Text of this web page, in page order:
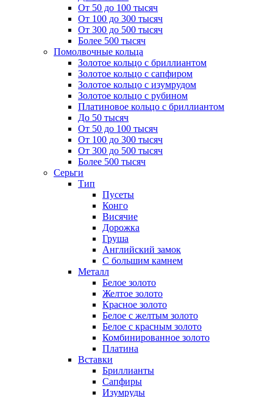
От 50 до 100 тысяч
От 100 до 300 тысяч
От 300 до 500 тысяч
Более 500 тысяч
Помолвочные кольца
Золотое кольцо с бриллиантом
Золотое кольцо с сапфиром
Золотое кольцо с изумрудом
Золотое кольцо с рубином
Платиновое кольцо с бриллиантом
До 50 тысяч
От 50 до 100 тысяч
От 100 до 300 тысяч
От 300 до 500 тысяч
Более 500 тысяч
Серьги
Тип
Пусеты
Конго
Висячие
Дорожка
Груша
Английский замок
С большим камнем
Металл
Белое золото
Желтое золото
Красное золото
Белое с желтым золото
Белое с красным золото
Комбинированное золото
Платина
Вставки
Бриллианты
Сапфиры
Изумруды